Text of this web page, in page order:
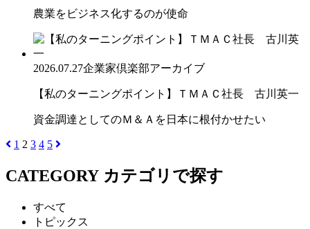
農業をビジネス化するのが使命
2026.07.27企業家倶楽部アーカイブ
【私のターニングポイント】ＴＭＡＣ社長 古川英一
資金調達としてのＭ＆Ａを日本に根付かせたい
1 2 3 4 5
CATEGORY カテゴリで探す
すべて
トピックス